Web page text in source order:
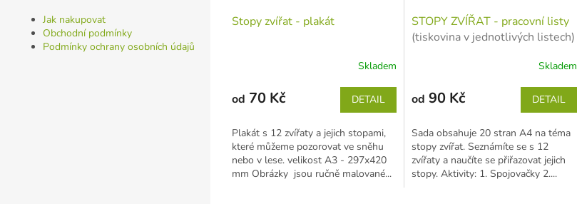
Jak nakupovat
Obchodní podmínky
Podmínky ochrany osobních údajů
Stopy zvířat - plakát
Skladem
od 70 Kč DETAIL
Plakát s 12 zvířaty a jejich stopami,
které můžeme pozorovat ve sněhu
nebo v lese. velikost A3 - 297x420
mm Obrázky jsou ručně malované...
STOPY ZVÍŘAT - pracovní listy
(tiskovina v jednotlivých listech)
Skladem
od 90 Kč DETAIL
Sada obsahuje 20 stran A4 na téma
stopy zvířat. Seznámíte se s 12
zvířaty a naučíte se přiřazovat jejich
stopy. Aktivity: 1. Spojovačky 2....